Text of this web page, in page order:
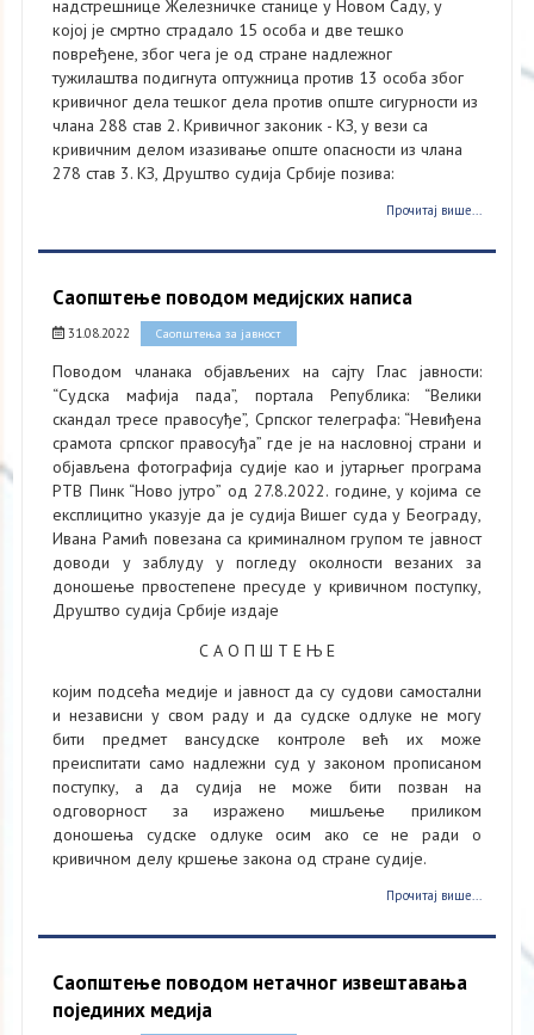
надстрешнице Железничке станице у Новом Саду, у
којој је смртно страдало 15 особа и две тешко
повређене, због чега је од стране надлежног
тужилаштва подигнута оптужница против 13 особа због
кривичног дела тешког дела против опште сигурности из
члана 288 став 2. Кривичног законик - КЗ, у вези са
кривичним делом изазивање опште опасности из члана
278 став 3. КЗ, Друштво судија Србије позива:
Прочитај више...
Саопштење поводом медијских написа
31.08.2022 Саопштења за јавност
Поводом чланака објављених на сајту Глас јавности:
“Судска мафија пада”, портала Република: “Велики
скандал тресе правосуђе”, Српског телеграфа: “Невиђена
срамота српског правосуђа” где је на насловној страни и
објављена фотографија судије као и јутарњег програма
РТВ Пинк “Ново јутро” од 27.8.2022. године, у којима се
експлицитно указује да је судија Вишег суда у Београду,
Ивана Рамић повезана са криминалном групом те јавност
доводи у заблуду у погледу околности везаних за
доношење првостепене пресуде у кривичном поступку,
Друштво судија Србије издаје
С А О П Ш Т Е Њ Е
којим подсећа медије и јавност да су судови самостални
и независни у свом раду и да судске одлуке не могу
бити предмет вансудске контроле већ их може
преиспитати само надлежни суд у законом прописаном
поступку, а да судија не може бити позван на
одговорност за изражено мишљење приликом
доношења судске одлуке осим ако се не ради о
кривичном делу кршење закона од стране судије.
Прочитај више...
Саопштење поводом нетачног извештавања
појединих медија